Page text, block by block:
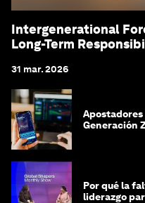
Intergenerational
Long-Term
31 mar. 2026
Apostadores
Generación
Por qué la
liderazgo